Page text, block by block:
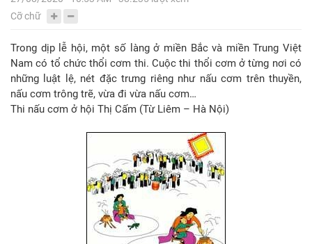
Cỡ chữ
Trong dịp lễ hội, một số làng ở miền Bắc và miền Trung Việt
Nam có tổ chức thổi cơm thi. Cuộc thi thổi cơm ở từng nơi có
những luật lệ, nét đặc trưng riêng như nấu cơm trên thuyền,
nấu cơm trông trẽ, vừa đi vừa nấu cơm…
Thi nấu cơm ở hội Thị Cấm (Từ Liêm – Hà Nội)